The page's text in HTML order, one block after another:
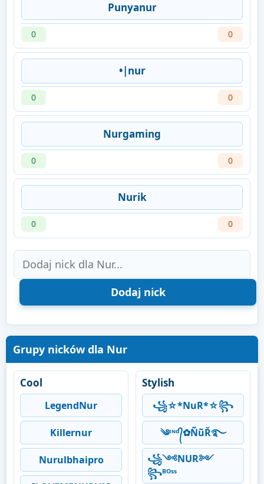
Punyanur
0 0
•|nur
0 0
Nurgaming
0 0
Nurik
0 0
Grupy nicków dla Nur
Cool
LegendNur
Killernur
Nurulbhaipro
Stylish
꧁☆*NuR*☆꧂
༄ᶦᶰᵈ᭄✿ÑũŘ࿐
︎꧁༺NUR༻
꧂ᴮᴼˢˢ